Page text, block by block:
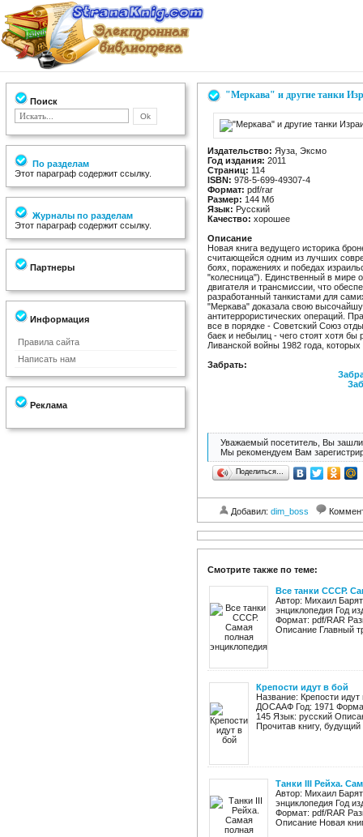
Поиск
По разделам
Этот параграф содержит ссылку.
Журналы по разделам
Этот параграф содержит ссылку.
Партнеры
Информация
Правила сайта
Написать нам
Реклама
"Меркава" и другие танки
Издательство: Яуза, Эксмо
Год издания: 2011
Страниц: 114
ISBN: 978-5-699-49307-4
Формат: pdf/rar
Размер: 144 Мб
Язык: Русский
Качество: хорошее
Описание
Новая книга ведущего историка
считающейся одним из лучших
боях, поражениях и победах
"колесница"). Единственный в мире
двигателя и трансмиссии, что
разработанный танкистами для
"Меркава" доказала свою
антитеррористических операций.
все в порядке - Советский Союз
баек и небылиц - чего стоят хотя
Ливанской войны 1982 года,
Забрать:
Уважаемый посетитель, Вы зашли
Мы рекомендуем Вам
Поделиться…
Добавил: dim_boss
Смотрите также по теме:
Все танки СССР.
Автор: Михаил
энциклопедия Год
Формат: pdf/RAR
Описание Главный
Крепости идут в бой
Название: Крепости
ДОСААФ Год: 1971
145 Язык: русский
Прочитав книгу, будущий
Танки III Рейха.
Автор: Михаил
энциклопедия Год
Формат: pdf/RAR
Описание Новая